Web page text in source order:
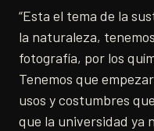
“Esta el tema de la
la naturaleza,
fotografía, por los
Tenemos que
usos y costumbres
que la universidad ya